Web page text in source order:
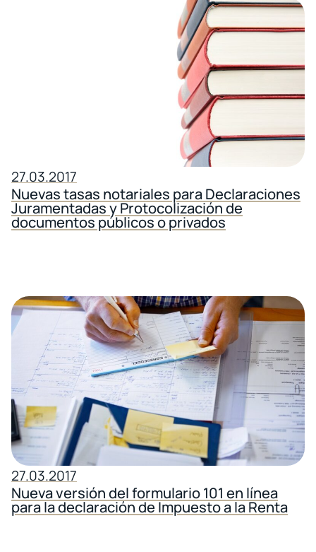
27.03.2017
Nuevas tasas notariales para Declaraciones
Juramentadas y Protocolización de
documentos públicos o privados
27.03.2017
Nueva versión del formulario 101 en línea
para la declaración de Impuesto a la Renta